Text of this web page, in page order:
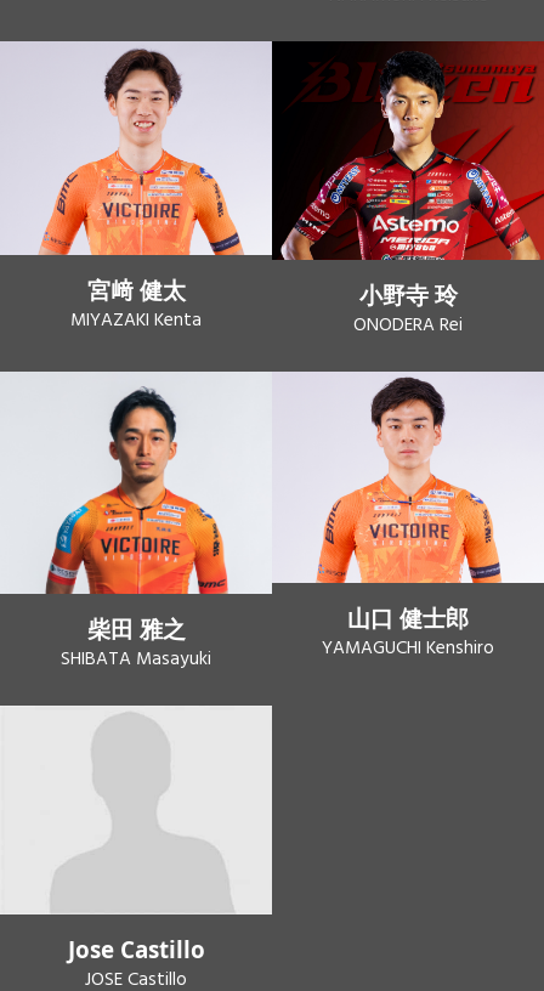
宮﨑 健太
MIYAZAKI Kenta
小野寺 玲
ONODERA Rei
柴田 雅之
SHIBATA Masayuki
山口 健士郎
YAMAGUCHI Kenshiro
Jose Castillo
JOSE Castillo